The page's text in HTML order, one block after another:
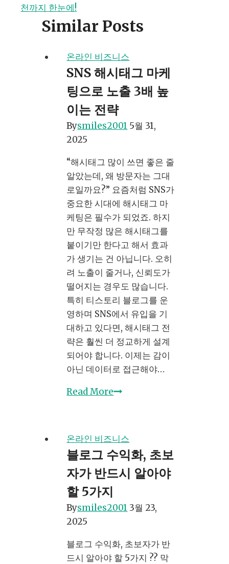
천까지 한눈에!
Similar Posts
온라인 비즈니스
SNS 해시태그 마케
팅으로 노출 3배 높
이는 전략
Bysmiles2001 5월 31,
2025
“해시태그 많이 쓰면 좋은 줄
알았는데, 왜 방문자는 그대
로일까요?” 요즘처럼 SNS가
중요한 시대에 해시태그 마
케팅은 필수가 되었죠. 하지
만 무작정 많은 해시태그를
붙이기만 한다고 해서 효과
가 생기는 건 아닙니다. 오히
려 노출이 줄거나, 신뢰도가
떨어지는 경우도 많습니다.
특히 티스토리 블로그를 운
영하며 SNS에서 유입을 기
대하고 있다면, 해시태그 전
략은 훨씬 더 정교하게 설계
되어야 합니다. 이제는 감이
아닌 데이터로 접근해야…
Read MoreSNS
태
그
마
케
으
로
출
3
온라인 비즈니스
블로그 수익화, 초보
자가 반드시 알아야
할 5가지
Bysmiles2001 3월 23,
2025
블로그 수익화, 초보자가 반
드시 알아야 할 5가지 ?? 막